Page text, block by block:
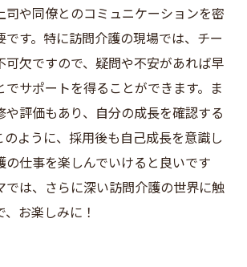
司や同僚とのコミュニケーションを密
です。特に訪問介護の現場では、チー
可欠ですので、疑問や不安があれば早
でサポートを得ることができます。ま
や評価もあり、自分の成長を確認する
のように、採用後も自己成長を意識し
の仕事を楽しんでいけると良いです
では、さらに深い訪問介護の世界に触
お楽しみに！